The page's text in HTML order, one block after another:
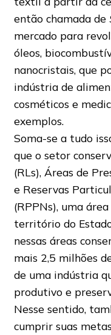
então chamada de
mercado para
óleos,
nanocristais, que
indústria de
cosméticos e
exemplos.
Soma-se a tudo
que o setor
(RLs), Áreas de
e Reservas
(RPPNs), uma
território do
nessas áreas
mais 2,5 milhões
de uma indústria
produtivo e
Nesse sentido,
cumprir suas